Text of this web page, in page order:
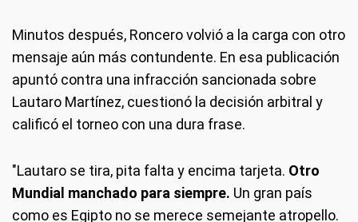
Minutos después, Roncero volvió a la carga con otro
mensaje aún más contundente. En esa publicación
apuntó contra una infracción sancionada sobre
Lautaro Martínez, cuestionó la decisión arbitral y
calificó el torneo con una dura frase.
"Lautaro se tira, pita falta y encima tarjeta. Otro
Mundial manchado para siempre. Un gran país
como es Egipto no se merece semejante atropello.